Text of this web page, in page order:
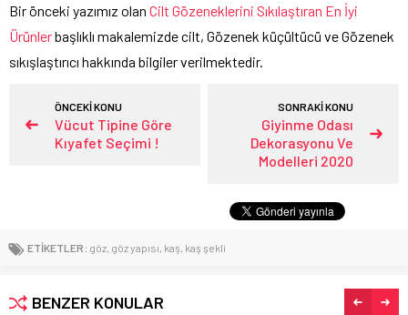
Bir önceki yazımız olan Cilt Gözeneklerini Sıkılaştıran En İyi
Ürünlerbaşlıklı makalemizde cilt, Gözenek küçültücü ve Gözenek
sıkışlaştırıcı hakkında bilgiler verilmektedir.
ÖNCEKİ KONU
Vücut Tipine Göre
Kıyafet Seçimi !
SONRAKİ KONU
Giyinme Odası
Dekorasyonu Ve
Modelleri 2020
ETİKETLER: göz, göz yapısı, kaş, kaş şekli
BENZER KONULAR